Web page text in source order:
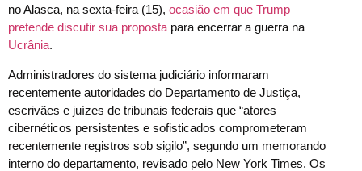
no Alasca, na sexta-feira (15), ocasião em que Trump
pretende discutir sua proposta para encerrar a guerra na
Ucrânia.
Administradores do sistema judiciário informaram
recentemente autoridades do Departamento de Justiça,
escrivães e juízes de tribunais federais que “atores
cibernéticos persistentes e sofisticados comprometeram
recentemente registros sob sigilo”, segundo um memorando
interno do departamento, revisado pelo New York Times. Os